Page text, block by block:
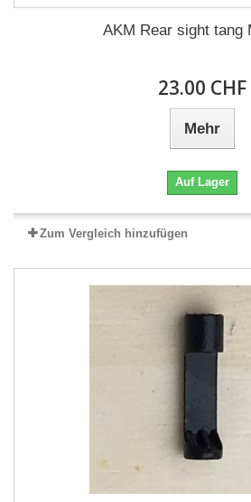
AKM Rear sight tang
23.00 CHF
Mehr
Auf Lager
Zum Vergleich hinzufügen